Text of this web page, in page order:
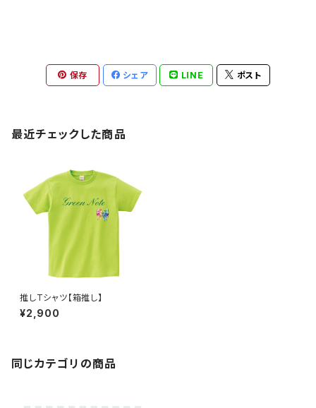
保存 シェア LINE ポスト
最近チェックした商品
推しTシャツ【箱推し】
¥2,900
同じカテゴリの商品